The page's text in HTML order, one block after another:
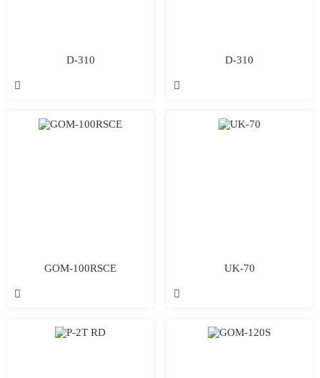
D-310

D-310

GOM-100RSCE

UK-70
